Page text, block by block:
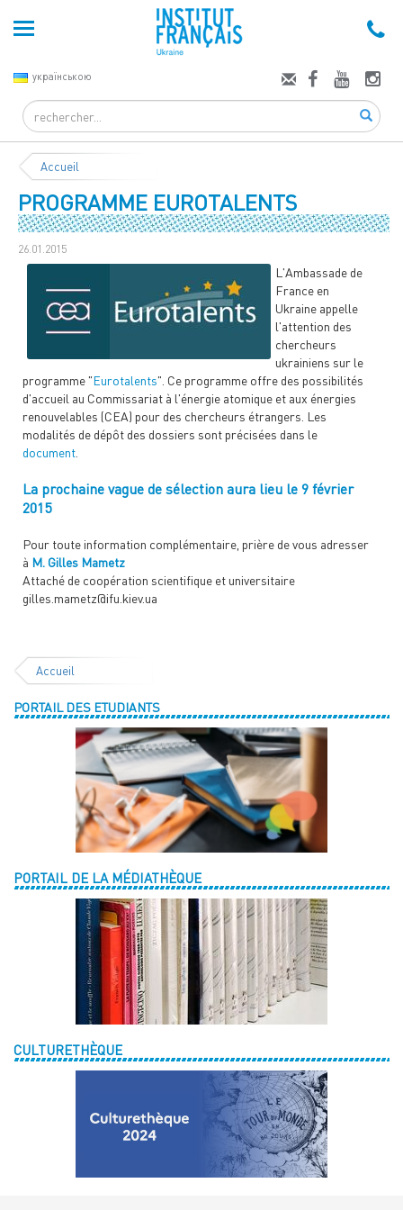
українською
Search
Accueil
PROGRAMME EUROTALENTS
26.01.2015
L'Ambassade de
France en
Ukraine appelle
l'attention des
chercheurs
ukrainiens sur le
programme "Eurotalents". Ce programme offre des possibilités
d'accueil au Commissariat à l'énergie atomique et aux énergies
renouvelables (CEA) pour des chercheurs étrangers. Les
modalités de dépôt des dossiers sont précisées dans le
document
La prochaine vague de sélection aura lieu le 9 février
2015
Pour toute information complémentaire, prière de vous adresser
à M. Gilles Mametz
Attaché de coopération scientifique et universitaire
gilles.mametz@ifu.kiev.ua
Accueil
PORTAIL DES ETUDIANTS
PORTAIL DE LA MÉDIATHÈQUE
CULTURETHÈQUE